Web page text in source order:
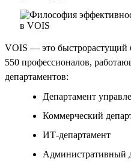
VOIS — это быстрорастущий
550 профессионалов,
департаментов:
Департамент
Коммерческий
ИТ-департамент
Административный